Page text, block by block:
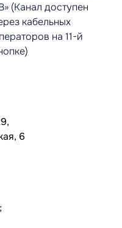
(Канал доступен
кабельных
на 11-й
6